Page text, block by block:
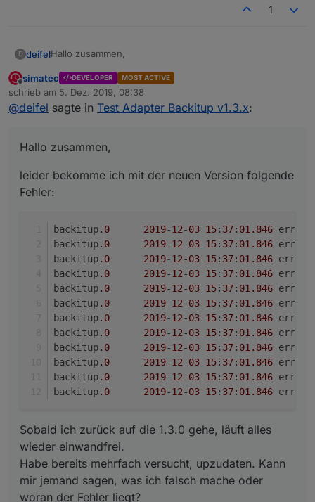
1
D deifelHallo zusammen,
leider bekomme ich mit der neuen Version folgende
Fehler:
backitup.0	2019-12-03 15:37:01.846	error
backitup.0	2019-12-03 15:37:01.846	error
backitup.0	2019-12-03 15:37:01.846	error
backitup.0	2019-12-03 15:37:01.846	error
backitup.0	2019-12-03 15:37:01.846	error
backitup.0	2019-12-03 15:37:01.846	error
einwandfrei.
jemand sagen, was ich falsch mache oder woran der
Anderenfalls bleibe ich erstmal bei der für mich stabilen
Frank
Offline
simatec DEVELOPER MOST ACTIVE
schrieb am 5. Dez. 2019, 08:38
zuletzt editiert von
@deifel sagte in Test Adapter Backitup v1.3.x:
Hallo zusammen,
leider bekomme ich mit der neuen Version folgende
Fehler:
backitup.0 2019-12-03 15: 37: 01.846
backitup.0 2019-12-03 15: 37: 01.846
backitup.0 2019-12-03 15: 37: 01.846
backitup.0 2019-12-03 15: 37: 01.846
backitup.0 2019-12-03 15: 37: 01.846
backitup.0 2019-12-03 15: 37: 01.846
backitup.0 2019-12-03 15: 37: 01.846
backitup.0 2019-12-03 15: 37: 01.846
backitup.0 2019-12-03 15: 37: 01.846
backitup.0 2019-12-03 15: 37: 01.846
backitup.0 2019-12-03 15: 37: 01.846
backitup.0 2019-12-03 15: 37: 01.846
Sobald ich zurück auf die 1.3.0 gehe, läuft alles
wieder einwandfrei.
Habe bereits mehrfach versucht, upzudaten. Kann
mir jemand sagen, was ich falsch mache oder
woran der Fehler liegt?